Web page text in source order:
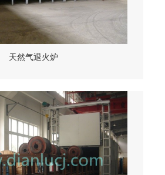
天然气退火炉